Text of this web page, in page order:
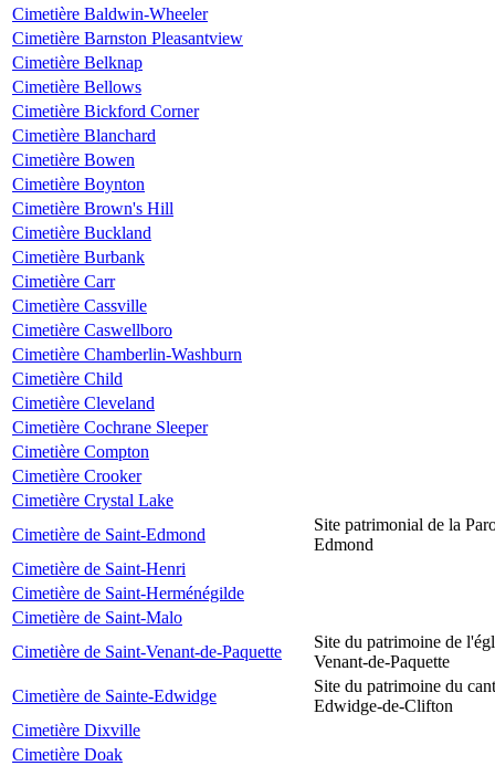
Cimetière Baldwin-Wheeler
Cimetière Barnston Pleasantview
Cimetière Belknap
Cimetière Bellows
Cimetière Bickford Corner
Cimetière Blanchard
Cimetière Bowen
Cimetière Boynton
Cimetière Brown's Hill
Cimetière Buckland
Cimetière Burbank
Cimetière Carr
Cimetière Cassville
Cimetière Caswellboro
Cimetière Chamberlin-Washburn
Cimetière Child
Cimetière Cleveland
Cimetière Cochrane Sleeper
Cimetière Compton
Cimetière Crooker
Cimetière Crystal Lake
Cimetière de Saint-Edmond
Site patrimonial de la
Edmond
Cimetière de Saint-Henri
Cimetière de Saint-Herménégilde
Cimetière de Saint-Malo
Cimetière de Saint-Venant-de-Paquette
Site du patrimoine de
Venant-de-Paquette
Cimetière de Sainte-Edwidge
Site du patrimoine du
Edwidge-de-Clifton
Cimetière Dixville
Cimetière Doak